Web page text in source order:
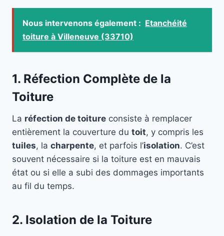
Nous intervenons également : Etanchéité
toiture à Villeneuve (33710)
1. Réfection Complète de la
Toiture
La réfection de toiture consiste à remplacer
entièrement la couverture du toit, y compris les
tuiles, la charpente, et parfois l’isolation. C’est
souvent nécessaire si la toiture est en mauvais
état ou si elle a subi des dommages importants
au fil du temps.
2. Isolation de la Toiture